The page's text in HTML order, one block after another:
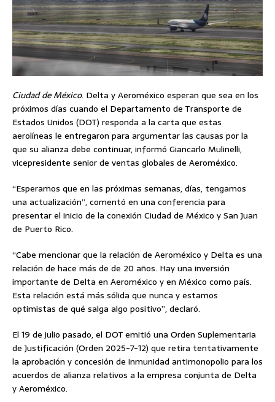
Ciudad de México. Delta y Aeroméxico esperan que sea en los
próximos días cuando el Departamento de Transporte de
Estados Unidos (DOT) responda a la carta que estas
aerolíneas le entregaron para argumentar las causas por la
que su alianza debe continuar, informó Giancarlo Mulinelli,
vicepresidente senior de ventas globales de Aeroméxico.
“Esperamos que en las próximas semanas, días, tengamos
una actualización”, comentó en una conferencia para
presentar el inicio de la conexión Ciudad de México y San Juan
de Puerto Rico.
“Cabe mencionar que la relación de Aeroméxico y Delta es una
relación de hace más de de 20 años. Hay una inversión
importante de Delta en Aeroméxico y en México como país.
Esta relación está más sólida que nunca y estamos
optimistas de qué salga algo positivo”, declaró.
El 19 de julio pasado, el DOT emitió una Orden Suplementaria
de Justificación (Orden 2025-7-12) que retira tentativamente
la aprobación y concesión de inmunidad antimonopolio para los
acuerdos de alianza relativos a la empresa conjunta de Delta
y Aeroméxico.